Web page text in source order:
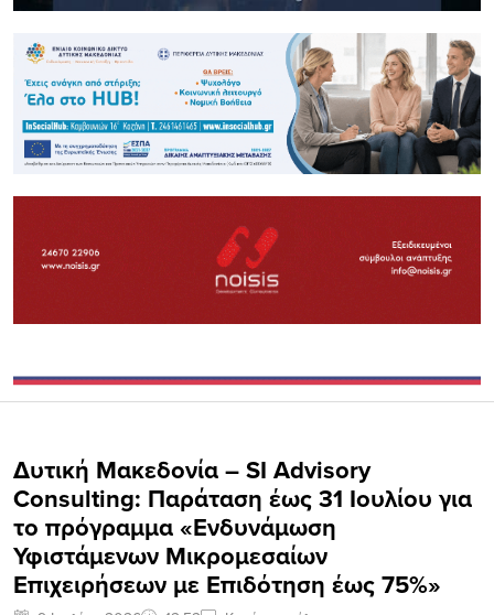
Δυτική Μακεδονία – SI Advisory
Consulting: Παράταση έως 31 Ιουλίου για
το πρόγραμμα «Ενδυνάμωση
Υφιστάμενων Μικρομεσαίων
Επιχειρήσεων με Επιδότηση έως 75%»